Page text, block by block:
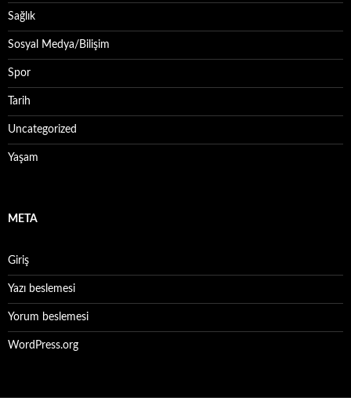
Sağlık
Sosyal Medya/Bilişim
Spor
Tarih
Uncategorized
Yaşam
META
Giriş
Yazı beslemesi
Yorum beslemesi
WordPress.org